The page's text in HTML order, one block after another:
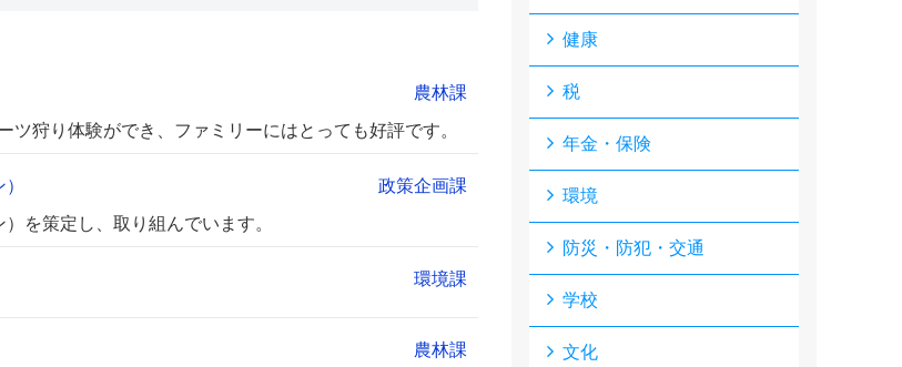
農林課
狩り体験ができ、ファミリーにはとっても好評です。
政策企画課
を策定し、取り組んでいます。
環境課
農林課
健康
税
年金・保険
環境
防災・防犯・交通
学校
文化